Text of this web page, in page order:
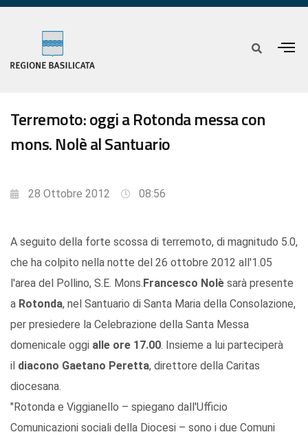
Terremoto: oggi a Rotonda messa con
mons. Nolè al Santuario
28 Ottobre 2012 08:56
A seguito della forte scossa di terremoto, di magnitudo 5.0,
che ha colpito nella notte del 26 ottobre 2012 all'1.05
l'area del Pollino, S.E. Mons. Francesco Nolè sarà presente
a Rotonda, nel Santuario di Santa Maria della Consolazione,
per presiedere la Celebrazione della Santa Messa
domenicale oggi alle ore 17.00. Insieme a lui parteciperà
il diacono Gaetano Peretta, direttore della Caritas
diocesana.
"Rotonda e Viggianello – spiegano dall'Ufficio
Comunicazioni sociali della Diocesi – sono i due Comuni